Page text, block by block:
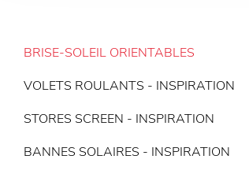
BRISE-SOLEIL ORIENTABLES
VOLETS ROULANTS - INSPIRATION
STORES SCREEN - INSPIRATION
BANNES SOLAIRES - INSPIRATION